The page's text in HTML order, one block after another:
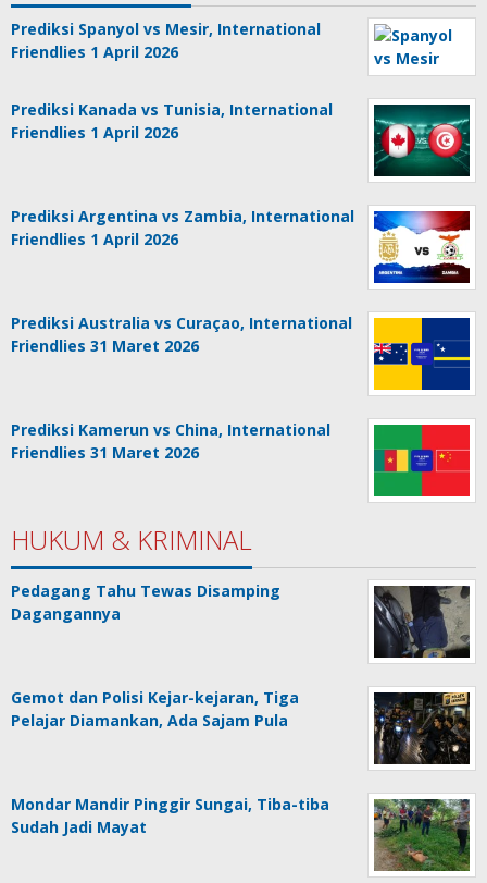
Prediksi Spanyol vs Mesir, International
Friendlies 1 April 2026
Prediksi Kanada vs Tunisia, International
Friendlies 1 April 2026
Prediksi Argentina vs Zambia, International
Friendlies 1 April 2026
Prediksi Australia vs Curaçao, International
Friendlies 31 Maret 2026
Prediksi Kamerun vs China, International
Friendlies 31 Maret 2026
HUKUM & KRIMINAL
Pedagang Tahu Tewas Disamping
Dagangannya
Gemot dan Polisi Kejar-kejaran, Tiga
Pelajar Diamankan, Ada Sajam Pula
Mondar Mandir Pinggir Sungai, Tiba-tiba
Sudah Jadi Mayat